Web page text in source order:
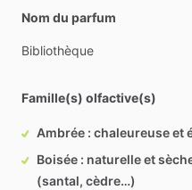
Nom du parfum
Bibliothèque
Famille(s) olfactive(s)
Ambrée : chaleureuse et
Boisée : naturelle et
(santal, cèdre…)